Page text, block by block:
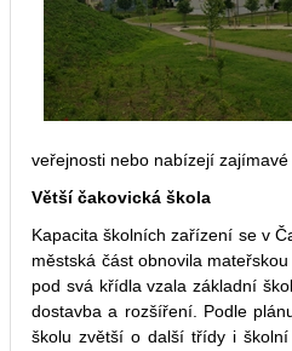
veřejnosti nebo nabízejí
Větší čakovická škola
Kapacita školních zařízení se v
městská část obnovila
pod svá křídla vzala základní
dostavba a rozšíření. Podle
školu zvětší o další třídy i